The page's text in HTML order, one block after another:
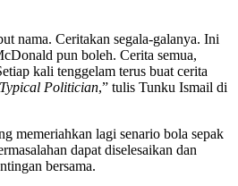
nama. Ceritakan segala-galanya. Ini
pun boleh. Cerita semua,
kali tenggelam terus buat cerita
Typical Politician,” tulis Tunku Ismail di
memeriahkan lagi senario bola sepak
dapat diselesaikan dan
bersama.